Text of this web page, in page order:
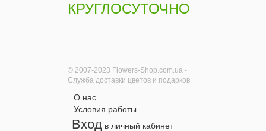
КРУГЛОСУТОЧНО
© 2007-2023 Flowers-Shop.com.ua -
Служба доставки цветов и подарков
О нас
Условия работы
Вход в личный кабинет